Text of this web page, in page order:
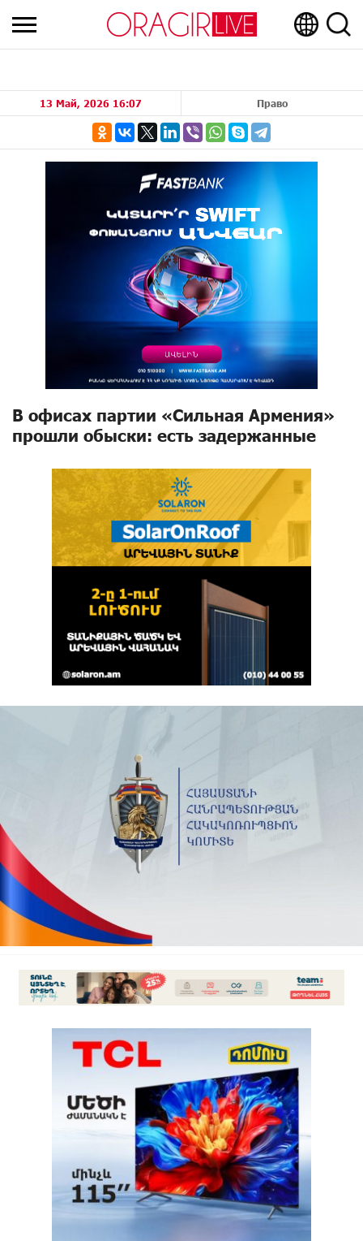
13 Май, 2026 16:07 Право
В офисах партии «Сильная Армения»
прошли обыски: есть задержанные